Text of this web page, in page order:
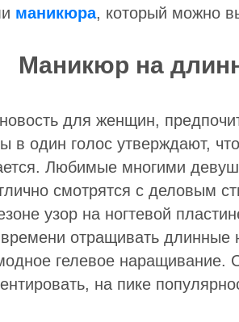
маникюра, который можно
Маникюр на
для женщин,
в один голос утверждают,
Любимые многими
смотрятся с деловым
узор на ногтевой
отращивать длинные
гелевое наращивание.
на пике